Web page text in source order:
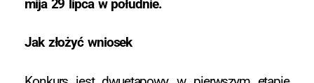
mija 29 lipca w południe.
Jak złożyć wniosek